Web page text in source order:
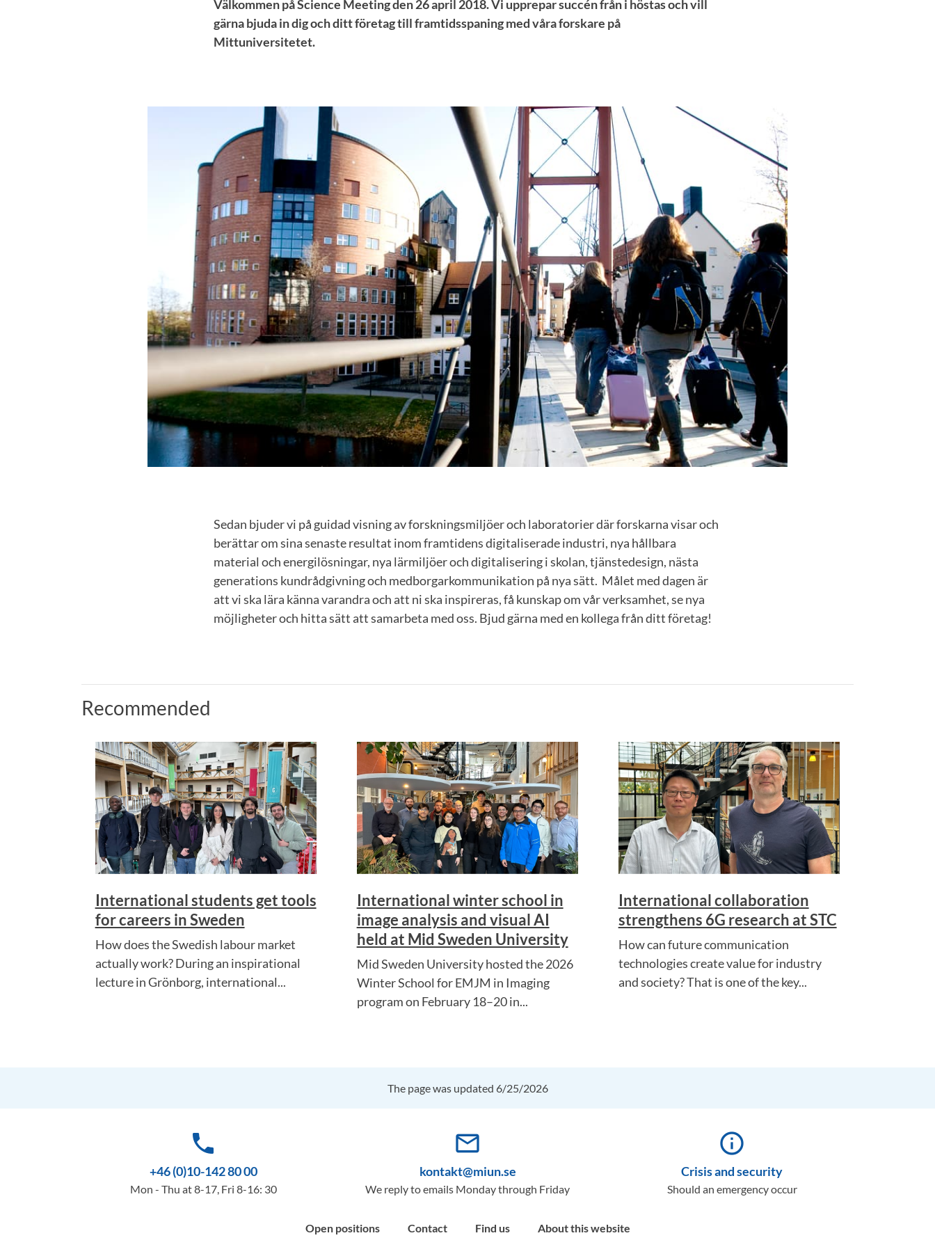
Välkommen på Science Meeting den 26 april 2018. Vi upprepar succén från i höstas och vill
gärna bjuda in dig och ditt företag till framtidsspaning med våra forskare på
Mittuniversitetet.
Sedan bjuder vi på guidad visning av forskningsmiljöer och laboratorier där forskarna visar och
berättar om sina senaste resultat inom framtidens digitaliserade industri, nya hållbara
material och energilösningar, nya lärmiljöer och digitalisering i skolan, tjänstedesign, nästa
generations kundrådgivning och medborgarkommunikation på nya sätt. Målet med dagen är
att vi ska lära känna varandra och att ni ska inspireras, få kunskap om vår verksamhet, se nya
möjligheter och hitta sätt att samarbeta med oss. Bjud gärna med en kollega från ditt företag!
Recommended
International students get tools
for careers in Sweden
How does the Swedish labour market
actually work? During an inspirational
lecture in Grönborg, international...
International winter school in
image analysis and visual AI
held at Mid Sweden University
Mid Sweden University hosted the 2026
Winter School for EMJM in Imaging
program on February 18–20 in...
International collaboration
strengthens 6G research at STC
How can future communication
technologies create value for industry
and society? That is one of the key...
The page was updated 6/25/2026
phone
+46 (0)10-142 80 00
Mon - Thu at 8-17, Fri 8-16: 30
mail_outline
kontakt@miun.se
We reply to emails Monday through Friday
info_outline
Crisis and security
Should an emergency occur
Open positions Contact Find us About this website